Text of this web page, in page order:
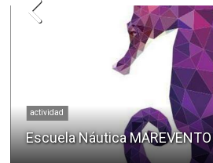
actividad
Escuela Náutica MAREVENTO